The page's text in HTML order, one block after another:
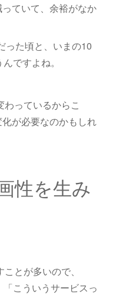
ていて、余裕がなか
った頃と、いまの10
ですよね。
っているからこ
が必要なのかもしれ
性を生み
とが多いので、
こういうサービスっ